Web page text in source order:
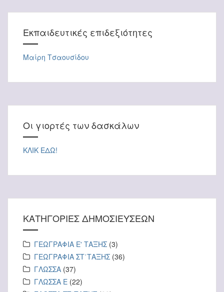
Εκπαιδευτικές επιδεξιότητες
Μαίρη Τσαουσίδου
Οι γιορτές των δασκάλων
ΚΛΙΚ ΕΔΩ!
ΚΑΤΗΓΟΡΙΕΣ ΔΗΜΟΣΙΕΥΣΕΩΝ
ΓΕΩΓΡΑΦΙΑ Ε' ΤΑΞΗΣ (3)
ΓΕΩΓΡΑΦΙΑ ΣΤ΄ΤΑΞΗΣ (36)
ΓΛΩΣΣΑ (37)
ΓΛΩΣΣΑ Ε (22)